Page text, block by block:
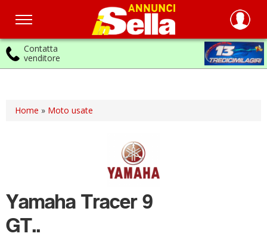
Salta
principale
Home » Moto usate
Yamaha Tracer 9
GT..
Contatta
venditore